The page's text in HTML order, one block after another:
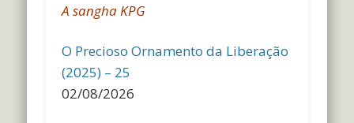
A sangha KPG
O Precioso Ornamento da Liberação
(2025) – 25
02/08/2026